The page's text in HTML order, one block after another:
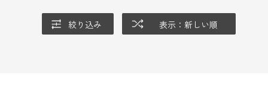
絞り込み 表示：新しい順